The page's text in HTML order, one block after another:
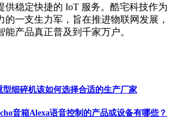
供稳定快捷的 IoT 服务。酷宅科技作为
的一支生力军，旨在推进物联网发展，
产品真正普及到千家万户。
型细碎机该如何选择合适的生产厂家
音箱Alexa语音控制的产品或设备有哪些？